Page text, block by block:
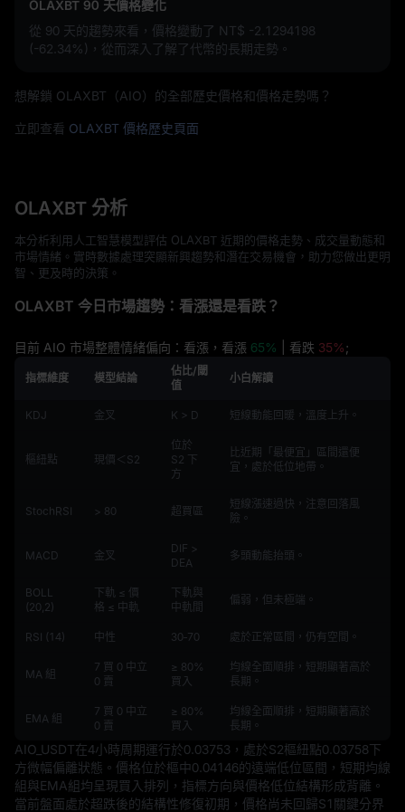
OLAXBT 90 天價格變化
從 90 天的趨勢來看，價格變動了 NT$ -2.1294198
(-62.34%) ，從而深入了解了代幣的長期走勢。
想解鎖 OLAXBT（AIO）的全部歷史價格和價格走勢嗎？
立即查看 OLAXBT 價格歷史頁面
OLAXBT 分析
本分析利用人工智慧模型評估 OLAXBT 近期的價格走勢、成交量動態和
市場情緒。實時數據處理突顯新興趨勢和潛在交易機會，助力您做出更明
智、更及時的決策。
OLAXBT 今日市場趨勢：看漲還是看跌？
目前 AIO 市場整體情緒偏向：看漲，看漲 65% | 看跌 35%;
指標維度 模型結論
佔比/閾
值
小白解讀
KDJ 金叉 K > D 短線動能回暖，溫度上升。
樞紐點 現價＜S2
位於
S2 下
方
比近期「最便宜」區間還便
宜，處於低位地帶。
StochRSI > 80 超買區
短線漲速過快，注意回落風
險。
MACD 金叉
DIF >
DEA
多頭動能抬頭。
BOLL
(20,2)
下軌 ≤ 價
格 ≤ 中軌
下軌與
中軌間
偏弱，但未極端。
RSI (14) 中性 30‑70 處於正常區間，仍有空間。
MA 組
7 買 0 中立
0 賣
≥ 80%
買入
均線全面順排，短期顯著高於
長期。
EMA 組
7 買 0 中立
0 賣
≥ 80%
買入
均線全面順排，短期顯著高於
長期。
AIO_USDT在4小時周期運行於0.03753，處於S2樞紐點0.03758下
方微幅偏離狀態。價格位於樞中0.04146的遠端低位區間，短期均線
組與EMA組均呈現買入排列，指標方向與價格低位結構形成背離。
當前盤面處於超跌後的結構性修復初期，價格尚未回歸S1關鍵分界